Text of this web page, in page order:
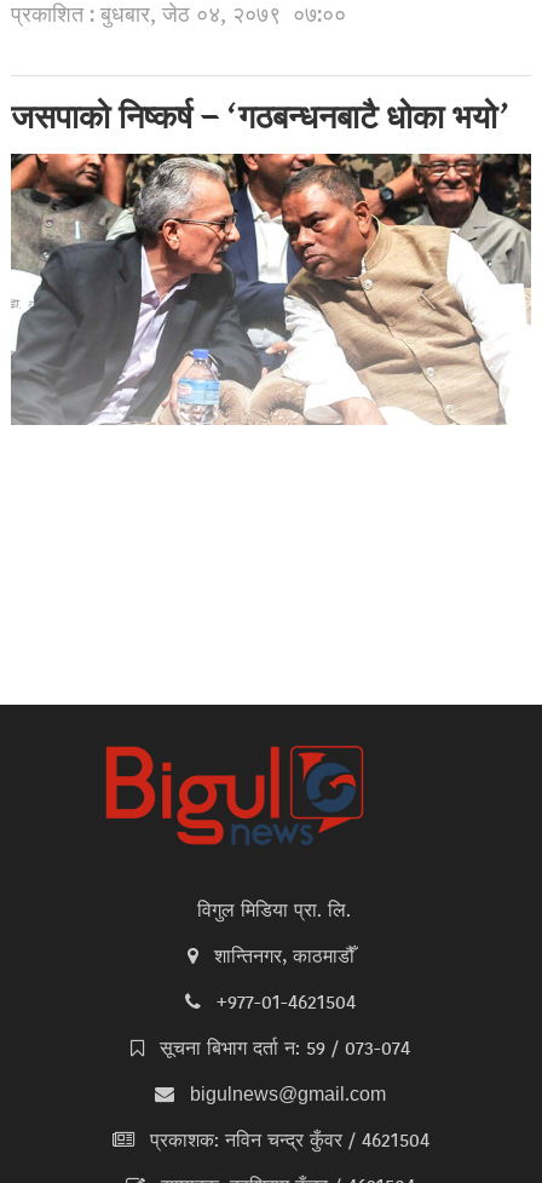
प्रकाशित : बुधबार, जेठ ०४, २०७९ ०७:००
जसपाको निष्कर्ष – ‘गठबन्धनबाटै धोका भयो’
विगुल मिडिया प्रा. लि.
शान्तिनगर, काठमाडौँ
+977-01-4621504
सूचना बिभाग दर्ता न: 59 / 073-074
bigulnews@gmail.com
प्रकाशक: नविन चन्द्र कुँवर / 4621504